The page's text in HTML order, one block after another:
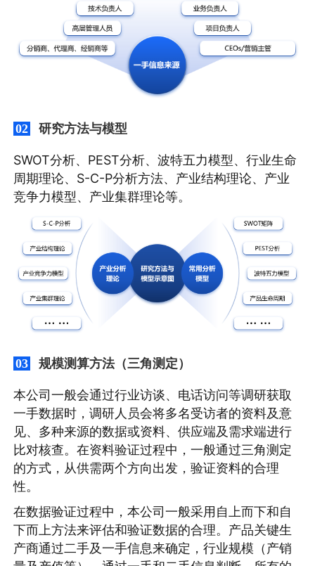
02 研究方法与模型
SWOT分析、PEST分析、波特五力模型、行业生命
周期理论、S-C-P分析方法、产业结构理论、产业
竞争力模型、产业集群理论等。
03 规模测算方法（三角测定）
本公司一般会通过行业访谈、电话访问等调研获取
一手数据时，调研人员会将多名受访者的资料及意
见、多种来源的数据或资料、供应端及需求端进行
比对核查。在资料验证过程中，一般通过三角测定
的方式，从供需两个方向出发，验证资料的合理
性。
在数据验证过程中，本公司一般采用自上而下和自
下而上方法来评估和验证数据的合理。产品关键生
产商通过二手及一手信息来确定，行业规模（产销